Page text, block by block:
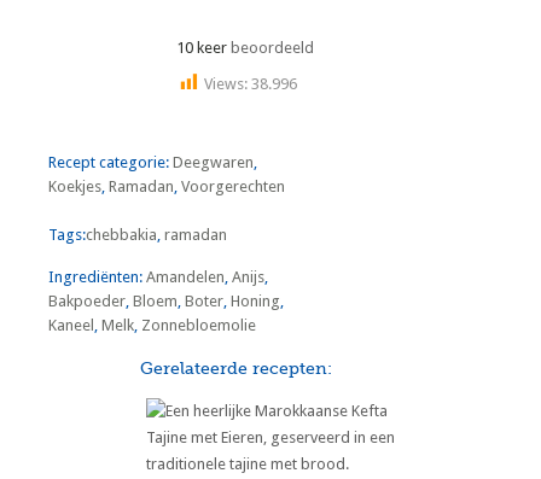
10 keer beoordeeld
Views: 38.996
Recept categorie:Deegwaren
Koekjes ,Ramadan ,Voorgerechten
Tags:chebbakia ,ramadan
Ingrediënten:Amandelen ,Anijs
Bakpoeder ,Bloem ,Boter ,Honing
Kaneel ,Melk Zonnebloemolie
Gerelateerde recepten: